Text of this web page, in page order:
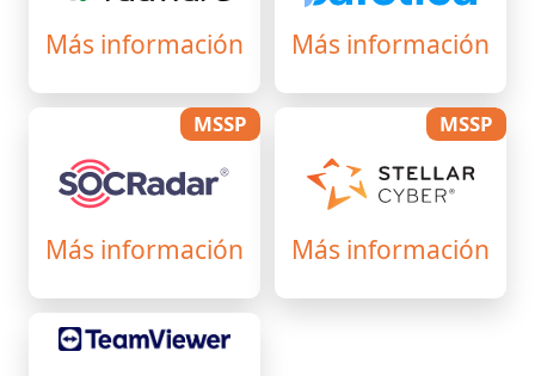
Más información Más información
MSSP
Más información
MSSP
Más información